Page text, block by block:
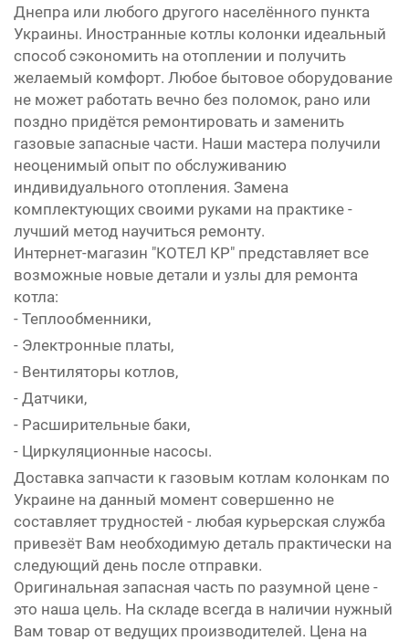
Днепра или любого другого населённого пункта
Украины. Иностранные котлы колонки идеальный
способ сэкономить на отоплении и получить
желаемый комфорт. Любое бытовое оборудование
не может работать вечно без поломок, рано или
поздно придётся ремонтировать и заменить
газовые запасные части. Наши мастера получили
неоценимый опыт по обслуживанию
индивидуального отопления. Замена
комплектующих своими руками на практике -
лучший метод научиться ремонту.
Интернет-магазин "КОТЕЛ КР" представляет все
возможные новые детали и узлы для ремонта
котла:
- Теплообменники,
- Электронные платы,
- Вентиляторы котлов,
- Датчики,
- Расширительные баки,
- Циркуляционные насосы.
Доставка запчасти к газовым котлам колонкам по
Украине на данный момент совершенно не
составляет трудностей - любая курьерская служба
привезёт Вам необходимую деталь практически на
следующий день после отправки.
Оригинальная запасная часть по разумной цене -
это наша цель. На складе всегда в наличии нужный
Вам товар от ведущих производителей. Цена на